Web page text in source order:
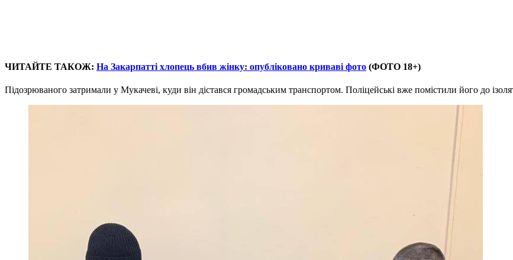
ЧИТАЙТЕ ТАКОЖ: На Закарпатті хлопець вбив жінку: опубліковано криваві фото (ФОТО 18+)
Підозрюваного затримали у Мукачеві, куди він дістався громадським транспортом. Поліцейські вже помістили його до